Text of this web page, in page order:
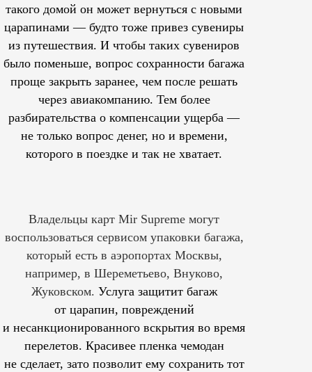
такого домой он может вернуться с новыми
царапинами — будто тоже привез сувениры
из путешествия. И чтобы таких сувениров
было поменьше, вопрос сохранности багажа
проще закрыть заранее, чем после решать
через авиакомпанию. Тем более
разбирательства о компенсации ущерба —
не только вопрос денег, но и времени,
которого в поездке и так не хватает.
Владельцы карт Mir Supreme могут
воспользоваться сервисом упаковки багажа,
который есть в аэропортах Москвы,
например, в Шереметьево, Внуково,
Жуковском. Услуга защитит багаж
от царапин, повреждений
и несанкционированного вскрытия во время
перелетов. Красивее пленка чемодан
не сделает, зато позволит ему сохранить тот